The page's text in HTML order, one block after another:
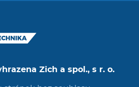
Zich a spol., s r. o.